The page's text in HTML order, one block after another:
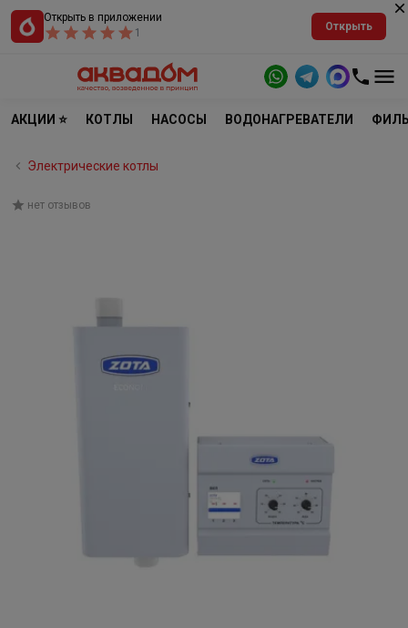
Открыть в приложении
1
Открыть
АКЦИИ ⭐ КОТЛЫ НАСОСЫ ВОДОНАГРЕВАТЕЛИ
Электрические котлы
нет отзывов